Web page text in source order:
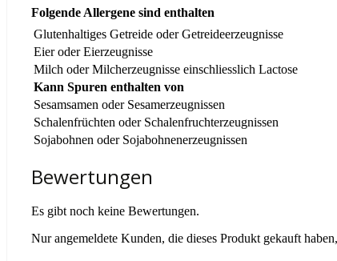
Folgende Allergene sind enthalten
Glutenhaltiges Getreide oder Getreideerzeugnisse
Eier oder Eierzeugnisse
Milch oder Milcherzeugnisse einschliesslich Lactose
Kann Spuren enthalten von
Sesamsamen oder Sesamerzeugnissen
Schalenfrüchten oder Schalenfruchterzeugnissen
Sojabohnen oder Sojabohnenerzeugnissen
Bewertungen
Es gibt noch keine Bewertungen.
Nur angemeldete Kunden, die dieses Produkt gekauft